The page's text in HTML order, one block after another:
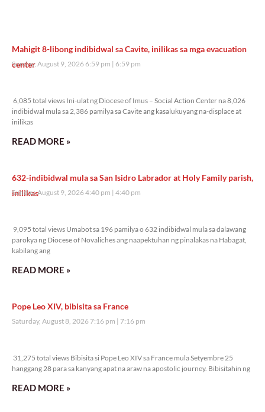
Mahigit 8-libong indibidwal sa Cavite, inilikas sa mga evacuation
center
Sunday, August 9, 2026 6:59 pm 6:59 pm
6,085 total views Ini-ulat ng Diocese of Imus – Social Action Center na 8,026
indibidwal mula sa 2,386 pamilya sa Cavite ang kasalukuyang na-displace at
inilikas
READ MORE »
632-indibidwal mula sa San Isidro Labrador at Holy Family parish,
inilikas
Sunday, August 9, 2026 4:40 pm 4:40 pm
9,095 total views Umabot sa 196 pamilya o 632 indibidwal mula sa dalawang
parokya ng Diocese of Novaliches ang naapektuhan ng pinalakas na Habagat,
kabilang ang
READ MORE »
Pope Leo XIV, bibisita sa France
Saturday, August 8, 2026 7:16 pm 7:16 pm
31,275 total views Bibisita si Pope Leo XIV sa France mula Setyembre 25
hanggang 28 para sa kanyang apat na araw na apostolic journey. Bibisitahin ng
READ MORE »